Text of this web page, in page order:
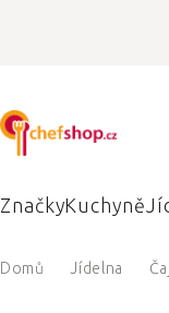
ZnačkyKuchyně
Domů Jídelna